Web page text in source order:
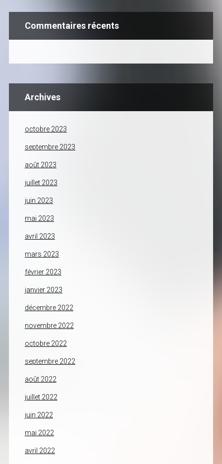
Commentaires récents
Archives
octobre 2023
septembre 2023
août 2023
juillet 2023
juin 2023
mai 2023
avril 2023
mars 2023
février 2023
janvier 2023
décembre 2022
novembre 2022
octobre 2022
septembre 2022
août 2022
juillet 2022
juin 2022
mai 2022
avril 2022